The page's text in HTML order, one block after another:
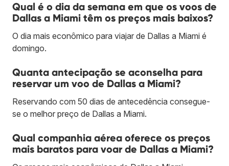
Qual é o dia da semana em que os voos de
Dallas a Miami têm os preços mais baixos?
O dia mais econômico para viajar de Dallas a Miami é
domingo.
Quanta antecipação se aconselha para
reservar um voo de Dallas a Miami?
Reservando com 50 dias de antecedência consegue-
se o melhor preço de Dallas a Miami.
Qual companhia aérea oferece os preços
mais baratos para voar de Dallas a Miami?